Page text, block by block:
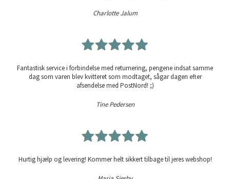
Charlotte Jalum
Fantastisk service i forbindelse med returnering, pengene indsat samme
dag som varen blev kvitteret som modtaget, sågar dagen efter
afsendelse med PostNord! ;)
Tine Pedersen
Hurtig hjælp og levering! Kommer helt sikkert tilbage til jeres webshop!